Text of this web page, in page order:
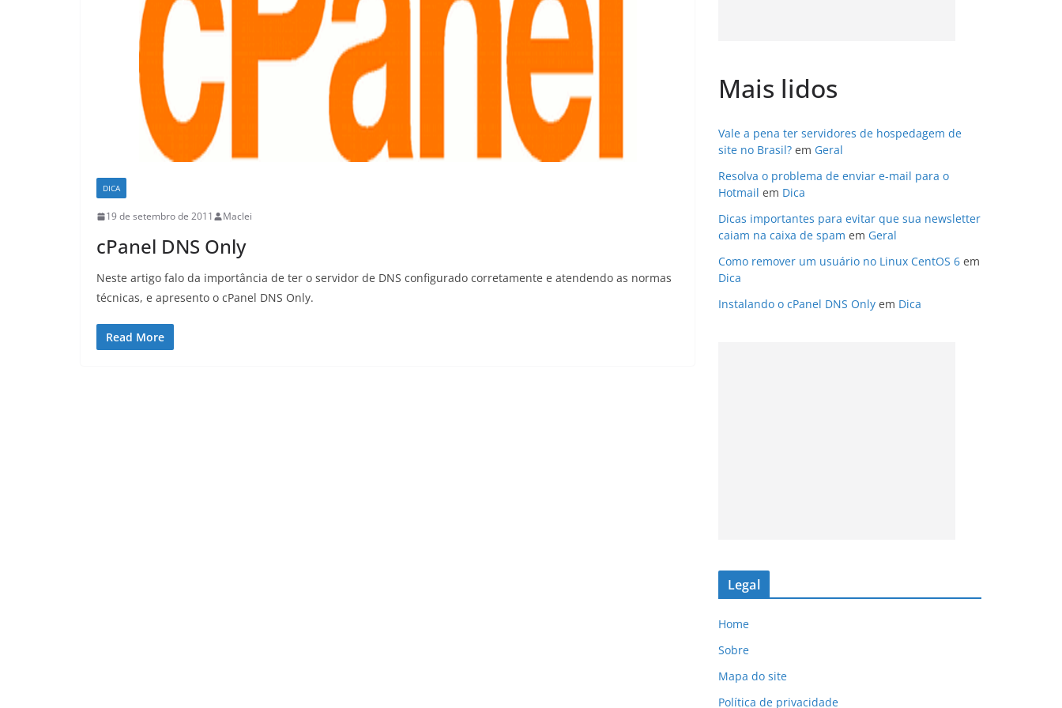
DICA
19 de setembro de 2011 Maclei
cPanel DNS Only
Neste artigo falo da importância de ter o servidor de DNS configurado corretamente e atendendo as normas
técnicas, e apresento o cPanel DNS Only.
Read More
Mais lidos
Vale a pena ter servidores de hospedagem de
site no Brasil? em Geral
Resolva o problema de enviar e-mail para o
Hotmail em Dica
Dicas importantes para evitar que sua newsletter
caiam na caixa de spam em Geral
Como remover um usuário no Linux CentOS 6 em
Dica
Instalando o cPanel DNS Only em Dica
Legal
Home
Sobre
Mapa do site
Política de privacidade